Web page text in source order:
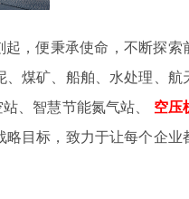
起，便秉承使命，不断探索
煤矿、船舶、水处理、航
、智慧节能氮气站、 空压
目标，致力于让每个企业